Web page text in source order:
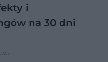
i
na 30 dni